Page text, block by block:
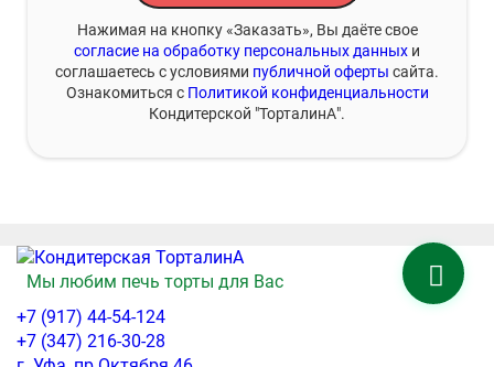
Нажимая на кнопку «Заказать», Вы даёте свое
согласие на обработку персональных данных и
соглашаетесь с условиями публичной оферты сайта.
Ознакомиться с Политикой конфиденциальности
Кондитерской "ТорталинА".
Мы любим печь торты для Вас
+7 (917) 44-54-124
+7 (347) 216-30-28